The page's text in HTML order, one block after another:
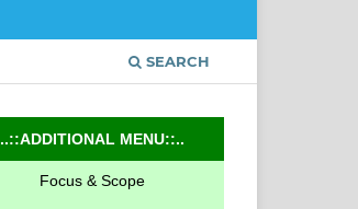
SEARCH
..::ADDITIONAL MENU::..
Focus & Scope